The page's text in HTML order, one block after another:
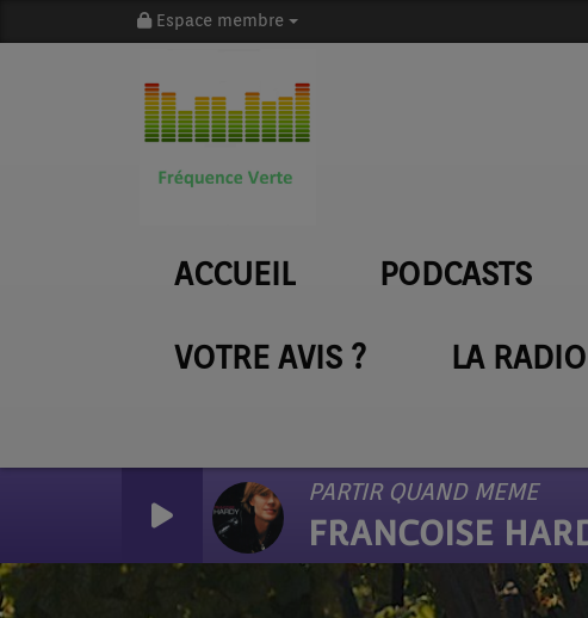
Espace membre
ACCUEIL PODCASTS
VOTRE AVIS ? LA RADIO
PARTIR QUAND MEME
FRANCOISE